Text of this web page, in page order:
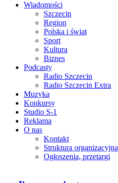
Wiadomości
Szczecin
Region
Polska i świat
Sport
Kultura
Biznes
Podcasty
Radio Szczecin
Radio Szczecin Extra
Muzyka
Konkursy
Studio S-1
Reklama
O nas
Kontakt
Struktura organizacyjna
Ogłoszenia, przetargi